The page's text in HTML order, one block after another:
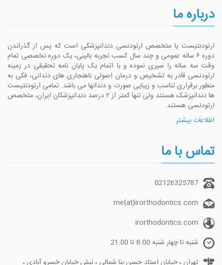
درباره ما
ارتودنتیست یا متخصص ارتودنسی دندانپزشکی است که پس از گذراندن
دوره ۶ ساله عمومی و چند سال کسب تجربه بالینی، یک دوره تخصصی تمام
وقت سه ساله را سپری نموده و با اتمام یک پایان نامه تحقیقی در زمینه
ارتودنسی قادر به تشخیص و درمان اصولی ناهنجاری های دندانی، فکی به
منظور برقراری تناسب و زیبایی صورت و دندانها می باشد. تمامی ارتودنتیست
ها دندانپزشک هستند ولی تنها کمتر از ۲ درصد دندانپزشکان ایران، متخصص
ارتودنسی هستند.
اطلاعات بیشتر
تماس با ما
02126325787
me{at}irorthodontics.com
irorthodontics.com
شنبه تا چهار شنبه 8:00 تا 21:00
تهران ، خیابان استاد حسن بنا شمالی ، نبش خیابان خسرو آبادی ،